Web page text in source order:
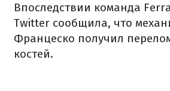
Впоследствии команда
Twitter сообщила, что
Францеско получил
костей.